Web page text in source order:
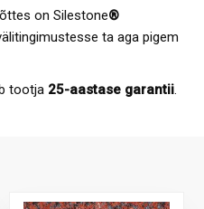
on Silestone®
ta aga pigem
tootja 25-aastase garantii.